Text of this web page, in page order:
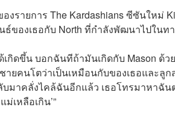
งรายการ The Kardashians ซีซันใหม่
ของเธอกับ North ที่กำลังพัฒนาไปในท
เกิดขึ้น บอกฉันทีถ้ามันเกิดกับ Mason ด้
ายคนโตว่าเป็นเหมือนกับของเธอและลูก
บมาคลั่งไคล้ฉันอีกแล้ว เธอโทรมาหาฉั
เหลือเกิน’”